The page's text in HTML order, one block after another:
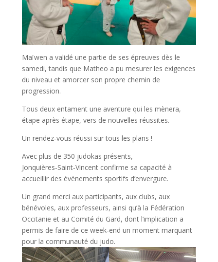
Maïwen a validé une partie de ses épreuves dès le
samedi, tandis que Matheo a pu mesurer les exigences
du niveau et amorcer son propre chemin de
progression.
Tous deux entament une aventure qui les mènera,
étape après étape, vers de nouvelles réussites.
Un rendez‑vous réussi sur tous les plans !
Avec plus de 350 judokas présents,
Jonquières‑Saint‑Vincent confirme sa capacité à
accueillir des événements sportifs d’envergure.
Un grand merci aux participants, aux clubs, aux
bénévoles, aux professeurs, ainsi qu’à la Fédération
Occitanie et au Comité du Gard, dont l’implication a
permis de faire de ce week‑end un moment marquant
pour la communauté du judo.